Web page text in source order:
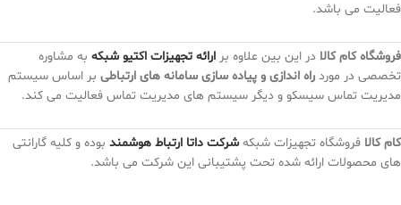
فعالیت می باشد.
فروشگاه کام کالا در این بین علاوه بر ارائه تجهیزات اکتیو شبکه به مشاوره
تخصصی در مورد راه اندازی و پیاده سازی سامانه های ارتباطی بر اساس سیستم
مدیریت تماس سیسکو و دیگر سیستم های مدیریت تماس فعالیت می کند.
کام کالا فروشگاه تجهیزات شبکه شرکت داتا ارتباط هوشمند بوده و کلیه گارانتی
های محصولات ارائه شده تحت پشتیبانی این شرکت می باشد.